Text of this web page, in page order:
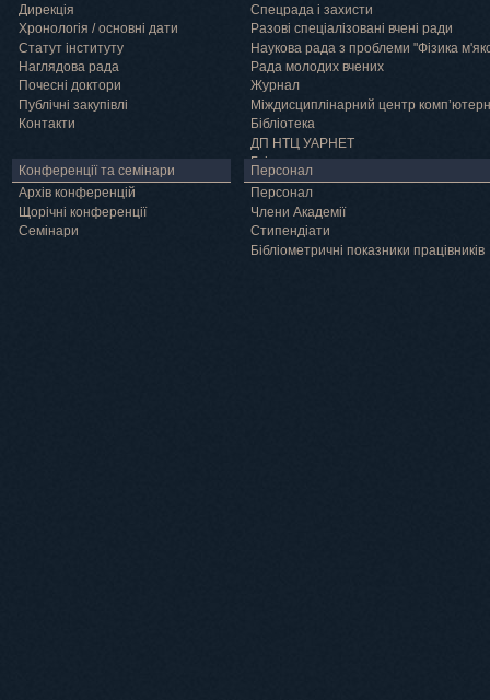
Дирекція
Хронологія / основні дати
Статут інституту
Наглядова рада
Почесні доктори
Публічні закупівлі
Контакти
Спецрада і захисти
Разові спеціалізовані вчені ради
Наукова рада з проблеми "Фізика
Рада молодих вчених
Журнал
Міждисциплінарний центр
Бібліотека
ДП НТЦ УАРНЕТ
Грід
Конференції та семінари
Архів конференцій
Щорічні конференції
Семінари
Персонал
Персонал
Члени Академії
Cтипендіати
Бібліометричні показники працівників